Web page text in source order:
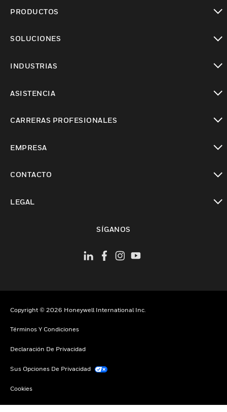
PRODUCTOS
SOLUCIONES
INDUSTRIAS
ASISTENCIA
CARRERAS PROFESIONALES
EMPRESA
CONTACTO
LEGAL
SÍGANOS
Copyright © 2026 Honeywell International Inc.
Términos Y Condiciones
Declaración De Privacidad
Sus Opciones De Privacidad
Cookies